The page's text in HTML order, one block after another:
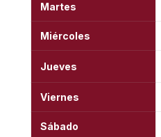
Martes
Miércoles
Jueves
Viernes
Sábado